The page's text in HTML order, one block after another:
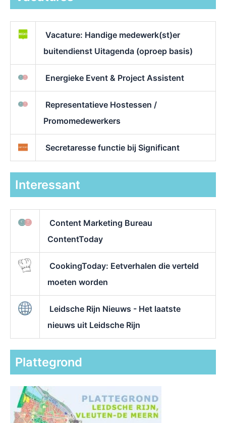
Vacature: Handige medewerk(st)er
buitendienst Uitagenda (oproep basis)
Energieke Event & Project Assistent
Representatieve Hostessen /
Promomedewerkers
Secretaresse functie bij Significant
Interessant
Content Marketing Bureau
ContentToday
CookingToday: Eetverhalen die verteld
moeten worden
Leidsche Rijn Nieuws - Het laatste
nieuws uit Leidsche Rijn
Plattegrond